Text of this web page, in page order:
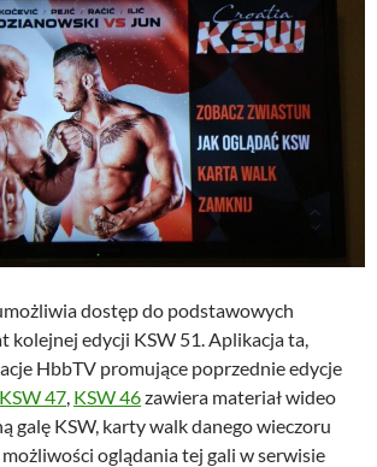
dostęp do podstawowych
kolejnej edycji KSW 51. Aplikacja ta,
HbbTV promujące poprzednie edycje
KSW 47 KSW 46zawiera materiał wideo
galę KSW, karty walk danego wieczoru
oglądania tej gali w serwisie